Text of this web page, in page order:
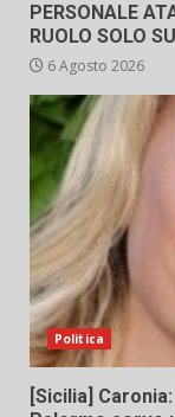
PERSONALE
RUOLO SOLO
6 Agosto 2026
Politica
[Sicilia]